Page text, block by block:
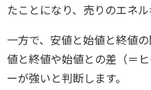
たことになり、売りのエネ
一方で、安値と始値と終値
値と終値や始値との差（＝
ーが強いと判断します。